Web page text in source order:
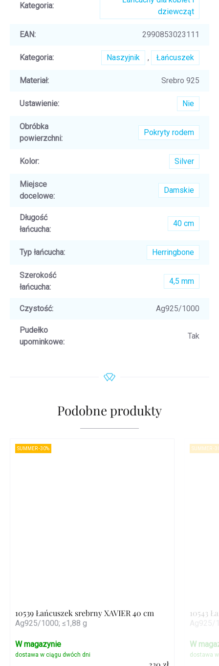
Kategoria:
dziewcząt
EAN: 2990853023111
Kategoria: Naszyjnik , Łańcuszek
Materiał: Srebro 925
Ustawienie: Nie
Obróbka
powierzchni:
Pokryty rodem
Kolor: Silver
Miejsce
docelowe:
Damskie
Długość
łańcucha:
40 cm
Typ łańcucha: Herringbone
Szerokość
łańcucha:
4,5 mm
Czystość: Ag925/1000
Pudełko
upominkowe:
Tak
Podobne produkty
SUMMER -30%
10539 Łańcuszek srebrny XAVIER 40 cm
Ag925/1000; ≤1,88 g
W magazynie
SUMMER -
10543
W